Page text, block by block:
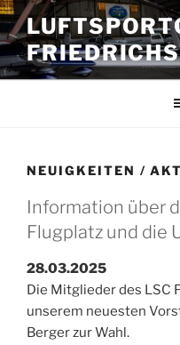
Zum
Inhalt
springen
NEUIGKEITEN /
Information über
Flugplatz und die
28.03.2025
Die Mitglieder des LSC
unserem neuesten
Berger zur Wahl.